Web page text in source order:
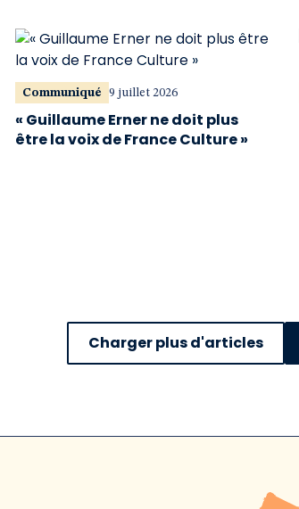
Communiqué 9 juillet 2026
« Guillaume Erner ne doit plus
être la voix de France Culture »
Charger plus d'articles